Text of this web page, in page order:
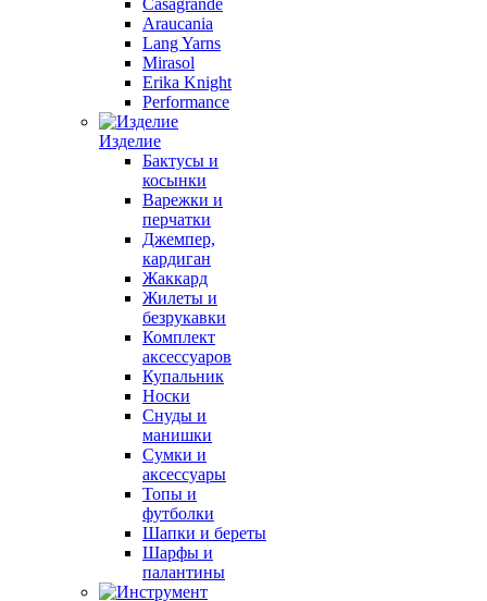
Casagrande
Araucania
Lang Yarns
Mirasol
Erika Knight
Performance
Изделие
Бактусы и
косынки
Варежки и
перчатки
Джемпер,
кардиган
Жаккард
Жилеты и
безрукавки
Комплект
аксессуаров
Купальник
Носки
Снуды и
манишки
Сумки и
аксессуары
Топы и
футболки
Шапки и береты
Шарфы и
палантины